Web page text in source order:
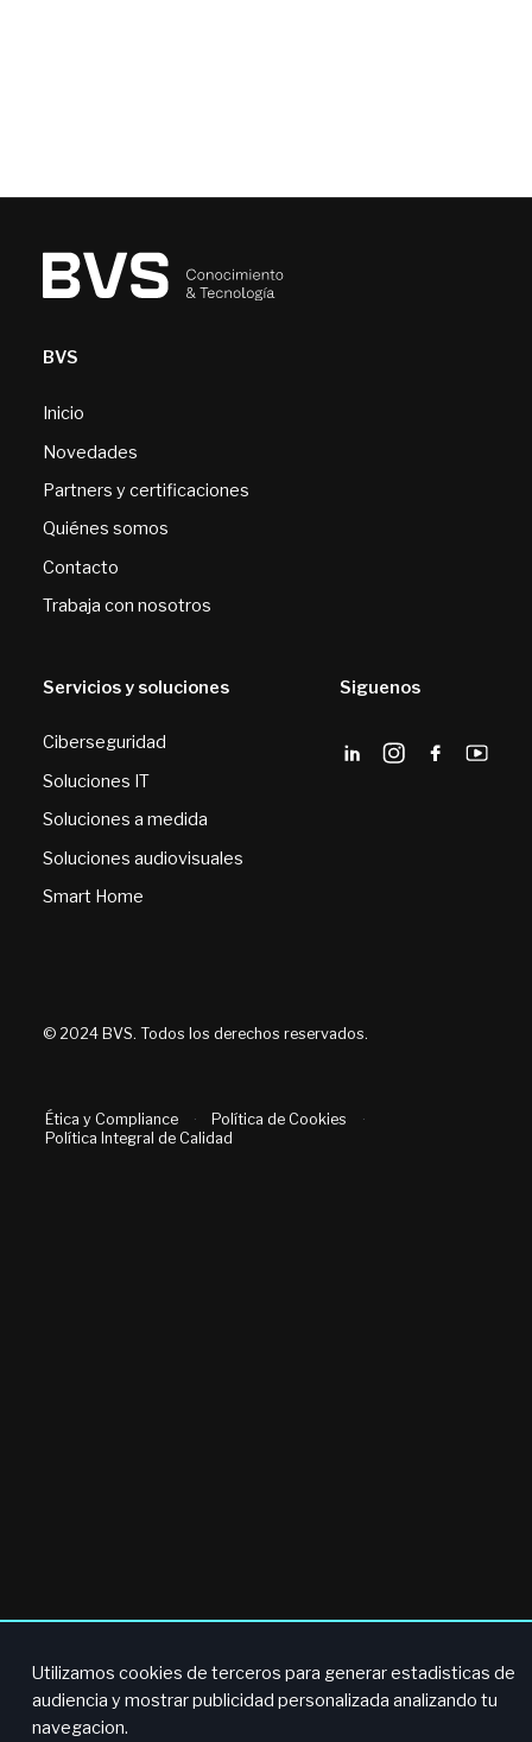
Utilizamos cookies de terceros para generar estadisticas de
audiencia y mostrar publicidad personalizada analizando tu
navegacion.
BVS
Inicio
Novedades
Partners y certificaciones
Quiénes somos
Contacto
Trabaja con nosotros
Servicios y soluciones
Ciberseguridad
Soluciones IT
Soluciones a medida
Soluciones audiovisuales
Smart Home
Siguenos
© 2024 BVS. Todos los derechos reservados.
Ética y Compliance · Política de Cookies
·
Política Integral de Calidad